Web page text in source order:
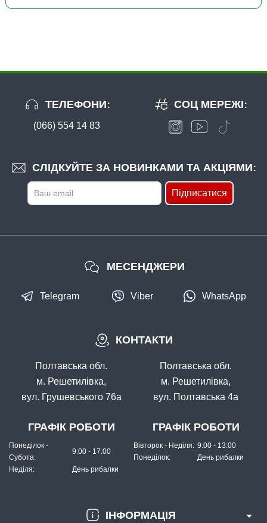
1970 грн
#1693.04.63
2470 грн 2 шт.
КУПИТИ
Спінінг Favorite X1 802ExH 2.44m 30-80g Ex.Fast
ТЕЛЕФОНИ:
(066) 554 14 83
СЛІДКУЙТЕ ЗА НОВИНКАМИ ТА АКЦІЯМИ:
Підписатися
СОЦ МЕРЕЖІ:
ІНФОРМАЦІЯ
КОНТАКТИ
Полтавська обл.
м. Решетилівка,
вул. Грушевського 76а
ГРАФІК РОБОТИ
Понеділок -
Субота:
9:00 - 17:00
Неділя: День рибалки
Полтавська обл.
м. Решетилівка,
вул. Полтавська 4а
ГРАФІК РОБОТИ
Вівторок - Неділя: 9:00 - 13:00
Понеділок:
День рибалки
МЕСЕНДЖЕРИ
Telegram Viber WhatsApp